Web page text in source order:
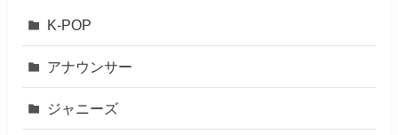
K-POP
アナウンサー
ジャニーズ